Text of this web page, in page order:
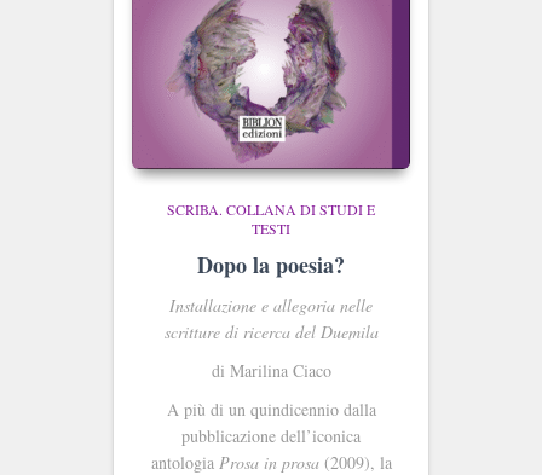
SCRIBA. COLLANA DI STUDI E
TESTI
Dopo la poesia?
Installazione e allegoria nelle
scritture di ricerca del Duemila
di Marilina Ciaco
A più di un quindicennio dalla
pubblicazione dell’iconica
antologia Prosa in prosa(2009), la